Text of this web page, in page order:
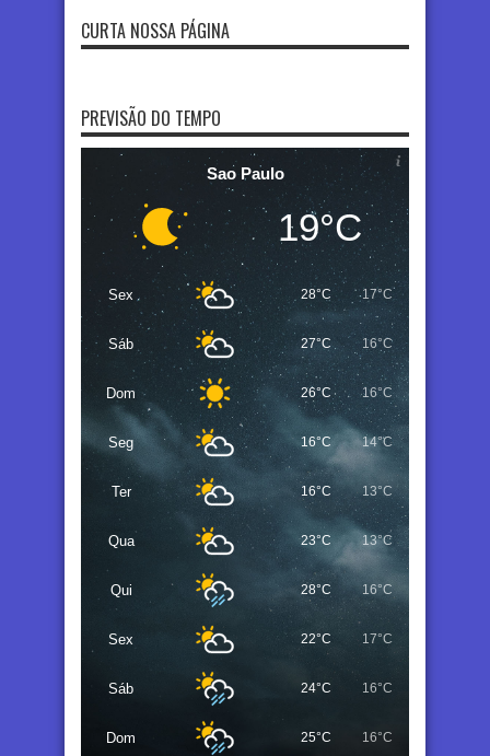
CURTA NOSSA PÁGINA
PREVISÃO DO TEMPO
Sao Paulo
19°C
Sex 28°C 17°C
Sáb 27°C 16°C
Dom 26°C 16°C
Seg 16°C 14°C
Ter 16°C 13°C
Qua 23°C 13°C
Qui 28°C 16°C
Sex 22°C 17°C
Sáb 24°C 16°C
Dom 25°C 16°C